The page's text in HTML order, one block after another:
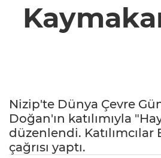
Nizip'te Dünya Çevre
Doğan'ın katılımıyla
düzenlendi.
çağrısı yaptı.